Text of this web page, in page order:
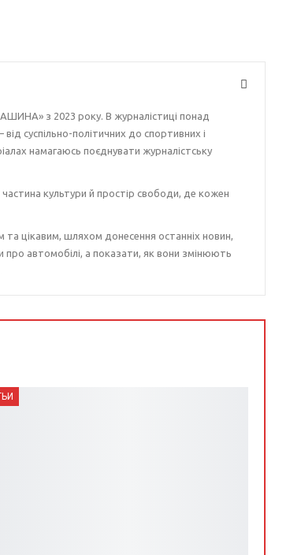
з 2023 року. В журналістиці понад
суспільно-політичних до спортивних і
намагаюсь поєднувати журналістську
культури й простір свободи, де кожен
цікавим, шляхом донесення останніх новин,
про автомобілі, а показати, як вони змінюють